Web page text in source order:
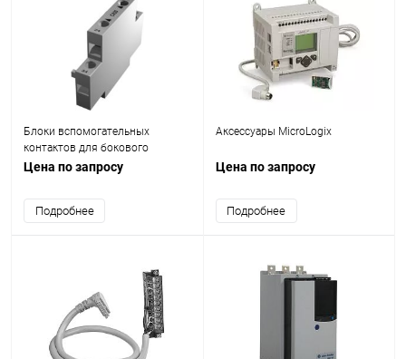
Блоки вспомогательных
контактов для бокового
монтажа с последовательным
Цена по запросу
Подробнее
Аксессуары MicroLogix
Цена по запросу
Подробнее